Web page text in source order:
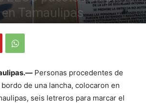
en Tamaulipas
Personas procedentes de
de una lancha, colocaron en
seis letreros para marcar el